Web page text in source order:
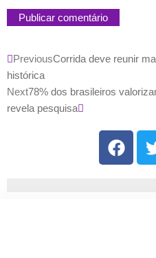
PreviousCorrida deve reunir
histórica
Next78% dos brasileiros
revela pesquisa